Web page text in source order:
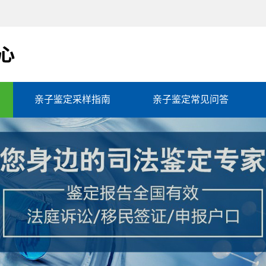
亲子鉴定采样指南 亲子鉴定常见问答